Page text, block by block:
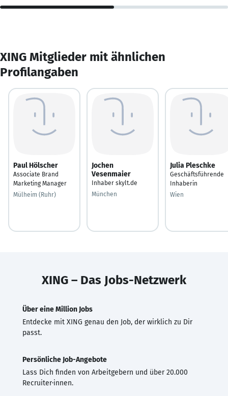
XING Mitglieder mit ähnlichen
Profilangaben
Paul Hölscher
Associate Brand
Marketing Manager
Mülheim (Ruhr)
Jochen
Vesenmaier
Inhaber skylt.de
München
Julia Pleschke
Geschäftsführende
Inhaberin
Wien
XING – Das Jobs-Netzwerk
Über eine Million Jobs
Entdecke mit XING genau den Job, der wirklich zu Dir
passt.
Persönliche Job-Angebote
Lass Dich finden von Arbeitgebern und über 20.000
Recruiter·innen.